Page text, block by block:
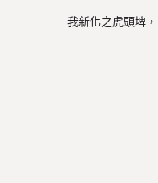
我新化之虎頭埤